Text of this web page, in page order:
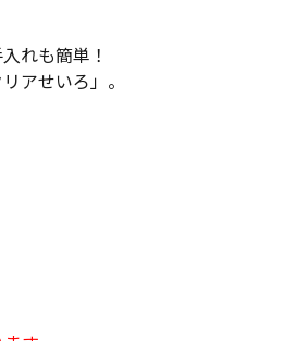
れも簡単！
アせいろ」。